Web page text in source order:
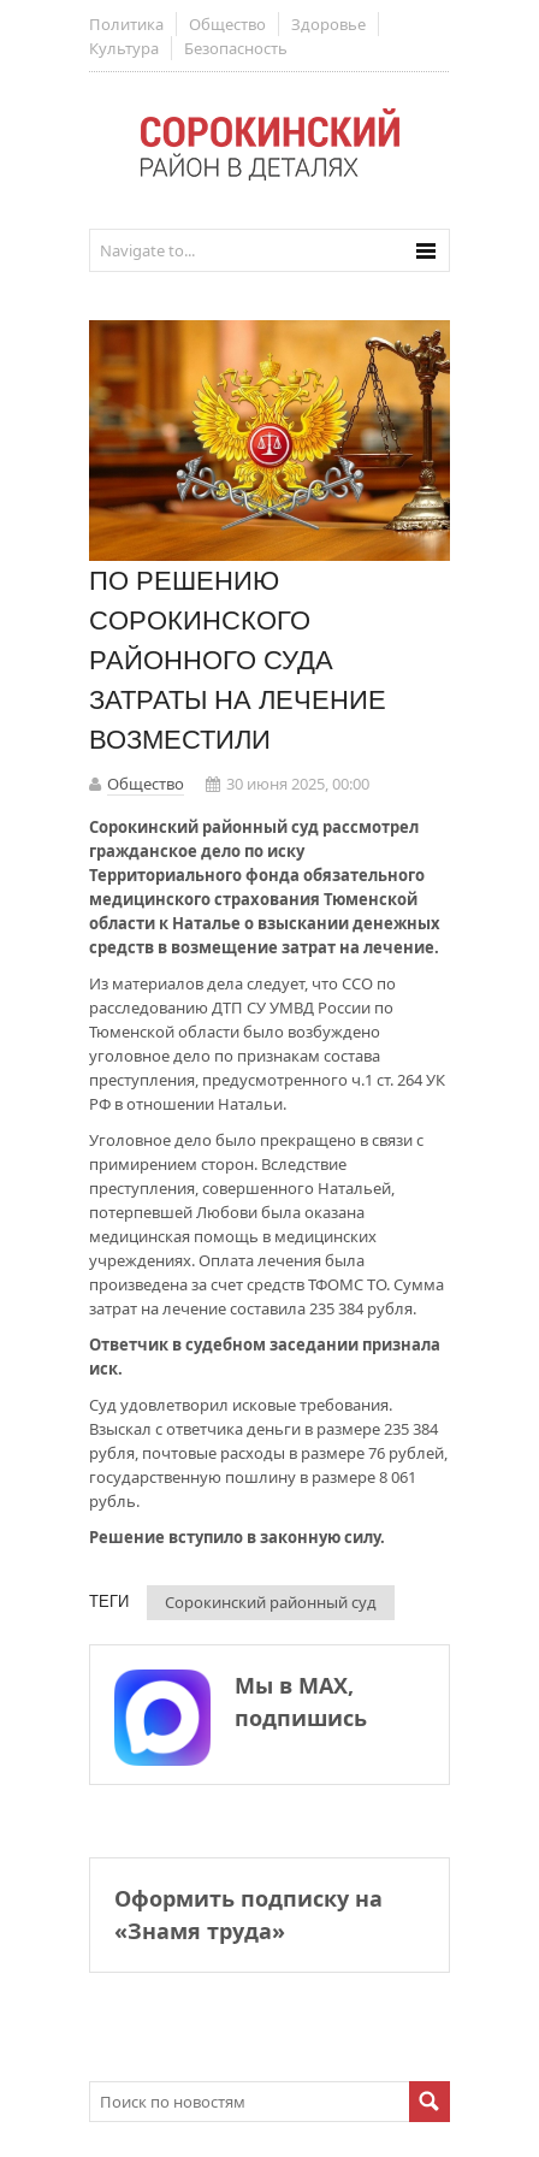
Политика Общество
Здоровье
Культура
Безопасность
ПО РЕШЕНИЮ
СОРОКИНСКОГО
РАЙОННОГО СУДА
ЗАТРАТЫ НА ЛЕЧЕНИЕ
ВОЗМЕСТИЛИ
Общество
30 июня 2025, 00:00
Сорокинский районный суд рассмотрел
гражданское дело по иску
Территориального фонда обязательного
медицинского страхования Тюменской
области к Наталье о взыскании денежных
средств в возмещение затрат на лечение.
Из материалов дела следует, что ССО по
расследованию ДТП СУ УМВД России по
Тюменской области было возбуждено
уголовное дело по признакам состава
преступления, предусмотренного ч.1 ст. 264 УК
РФ в отношении Натальи.
Уголовное дело было прекращено в связи с
примирением сторон. Вследствие
преступления, совершенного Натальей,
потерпевшей Любови была оказана
медицинская помощь в медицинских
учреждениях. Оплата лечения была
произведена за счет средств ТФОМС ТО. Сумма
затрат на лечение составила 235 384 рубля.
Ответчик в судебном заседании признала
иск.
Суд удовлетворил исковые требования.
Взыскал с ответчика деньги в размере 235 384
рубля, почтовые расходы в размере 76 рублей,
государственную пошлину в размере 8 061
рубль.
Решение вступило в законную силу.
ТЕГИ Сорокинский районный суд
Мы в МАХ,
подпишись
Оформить подписку на
«Знамя труда»